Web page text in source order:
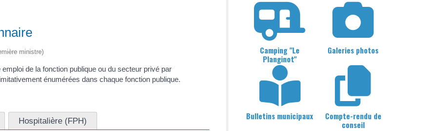
ministre)
de la fonction publique ou du secteur privé par
énumérées dans chaque fonction publique.
Hospitalière (FPH)
Camping "Le
Planginot"
Galeries photos
Bulletins municipaux
Compte-rendu de
conseil